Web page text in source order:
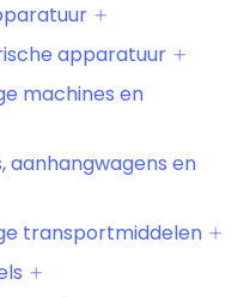
apparatuur
machines en
aanhangwagens en
transportmiddelen